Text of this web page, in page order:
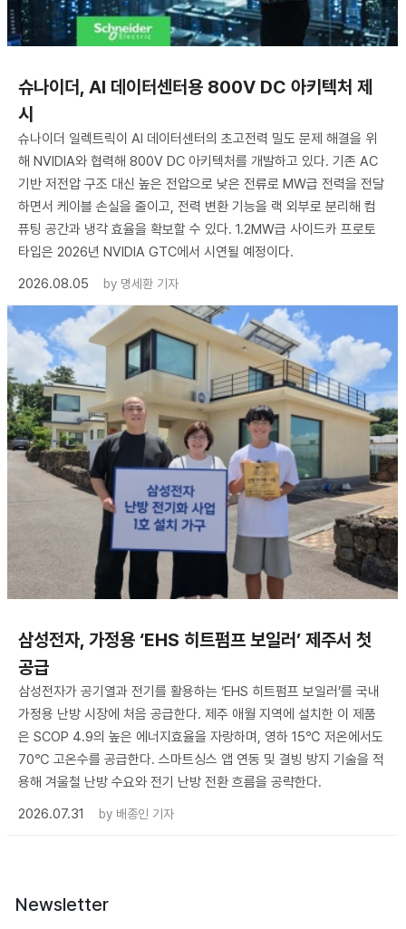
슈나이더, AI 데이터센터용 800V DC 아키텍처 제
시
슈나이더 일렉트릭이 AI 데이터센터의 초고전력 밀도 문제 해결을 위
해 NVIDIA와 협력해 800V DC 아키텍처를 개발하고 있다. 기존 AC
기반 저전압 구조 대신 높은 전압으로 낮은 전류로 MW급 전력을 전달
하면서 케이블 손실을 줄이고, 전력 변환 기능을 랙 외부로 분리해 컴
퓨팅 공간과 냉각 효율을 확보할 수 있다. 1.2MW급 사이드카 프로토
타입은 2026년 NVIDIA GTC에서 시연될 예정이다.
2026.08.05
by 명세환 기자
삼성전자, 가정용 ‘EHS 히트펌프 보일러’ 제주서 첫
공급
삼성전자가 공기열과 전기를 활용하는 ‘EHS 히트펌프 보일러’를 국내
가정용 난방 시장에 처음 공급한다. 제주 애월 지역에 설치한 이 제품
은 SCOP 4.9의 높은 에너지효율을 자랑하며, 영하 15℃ 저온에서도
70℃ 고온수를 공급한다. 스마트싱스 앱 연동 및 결빙 방지 기술을 적
용해 겨울철 난방 수요와 전기 난방 전환 흐름을 공략한다.
2026.07.31
by 배종인 기자
Newsletter